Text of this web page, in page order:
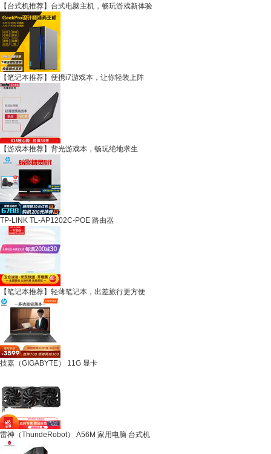
【台式机推荐】台式电脑主机，畅玩游戏新体验
【笔记本推荐】便携i7游戏本，让你轻装上阵
【游戏本推荐】背光游戏本，畅玩绝地求生
TP-LINK TL-AP1202C-POE 路由器
【笔记本推荐】轻薄笔记本，出差旅行更方便
技嘉（GIGABYTE） 11G 显卡
雷神（ThundeRobot） A56M 家用电脑 台式机